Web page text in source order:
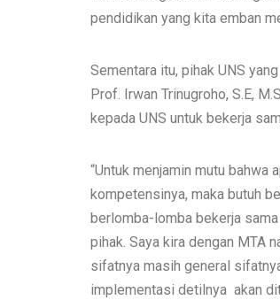
pendidikan yang kita emban
Sementara itu, pihak UNS
Prof. Irwan Trinugroho, S.E,
kepada UNS untuk bekerja
“Untuk menjamin mutu bahwa
kompetensinya, maka butuh
berlomba-lomba bekerja
pihak. Saya kira dengan MTA
sifatnya masih general
implementasi detilnya akan